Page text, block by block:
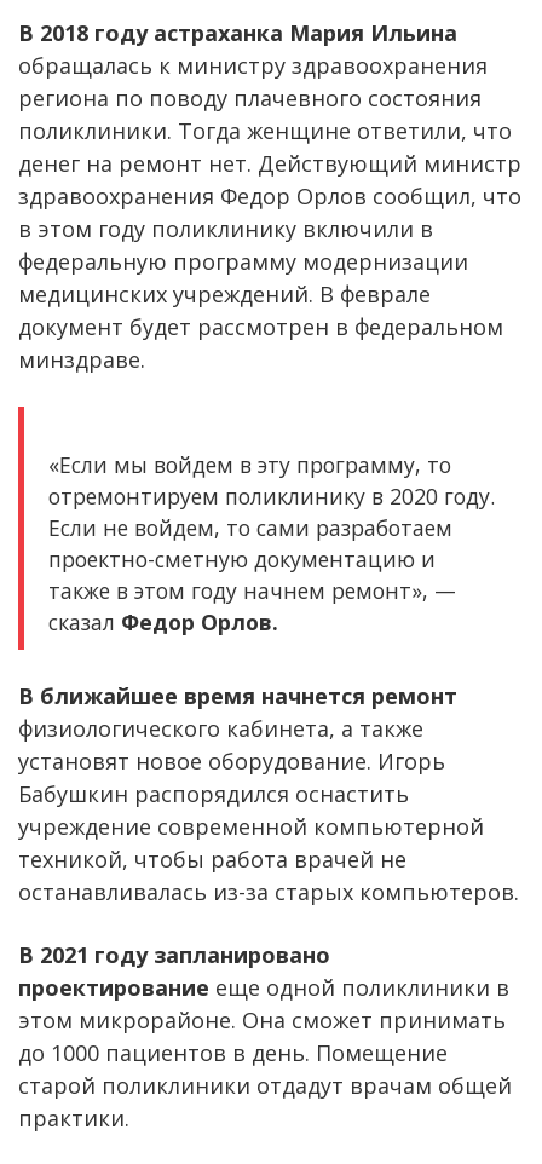
В 2018 году астраханка Мария Ильина
обращалась к министру здравоохранения
региона по поводу плачевного состояния
поликлиники. Тогда женщине ответили, что
денег на ремонт нет. Действующий министр
здравоохранения Федор Орлов сообщил, что
в этом году поликлинику включили в
федеральную программу модернизации
медицинских учреждений. В феврале
документ будет рассмотрен в федеральном
минздраве.
«Если мы войдем в эту программу, то
отремонтируем поликлинику в 2020 году.
Если не войдем, то сами разработаем
проектно-сметную документацию и
также в этом году начнем ремонт», —
сказал Федор Орлов.
В ближайшее время начнется ремонт
физиологического кабинета, а также
установят новое оборудование. Игорь
Бабушкин распорядился оснастить
учреждение современной компьютерной
техникой, чтобы работа врачей не
останавливалась из-за старых компьютеров.
В 2021 году запланировано
проектирование еще одной поликлиники в
этом микрорайоне. Она сможет принимать
до 1000 пациентов в день. Помещение
старой поликлиники отдадут врачам общей
практики.